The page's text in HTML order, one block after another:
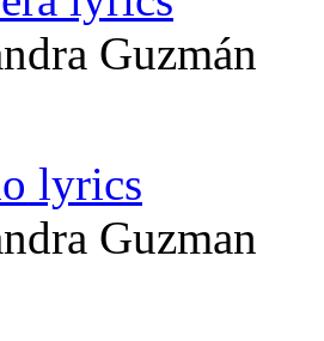
Guzmán
lyrics
Guzman